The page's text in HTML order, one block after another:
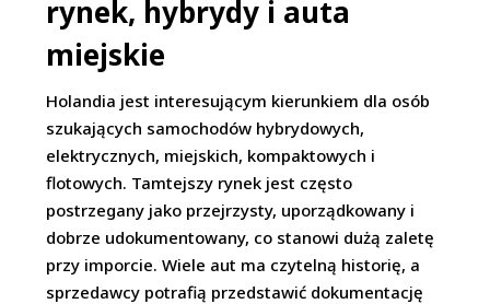
rynek, hybrydy i auta
miejskie
Holandia jest interesującym kierunkiem dla osób
szukających samochodów hybrydowych,
elektrycznych, miejskich, kompaktowych i
flotowych. Tamtejszy rynek jest często
postrzegany jako przejrzysty, uporządkowany i
dobrze udokumentowany, co stanowi dużą zaletę
przy imporcie. Wiele aut ma czytelną historię, a
sprzedawcy potrafią przedstawić dokumentację